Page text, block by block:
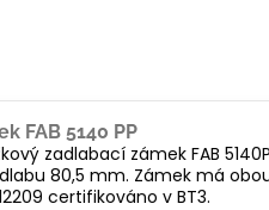
FAB 5140 PP
zadlabací zámek FAB
80,5 mm. Zámek má
certifikováno v BT3.